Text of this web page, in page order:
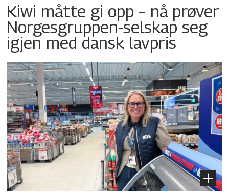
Kiwi måtte gi opp – nå prøver
Norgesgruppen-selskap seg
igjen med dansk lavpris